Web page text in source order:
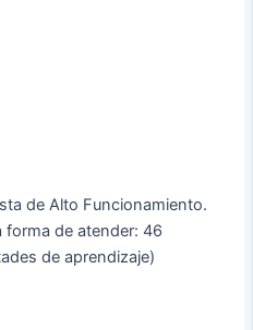
de Alto Funcionamiento.
forma de atender: 46
de aprendizaje)